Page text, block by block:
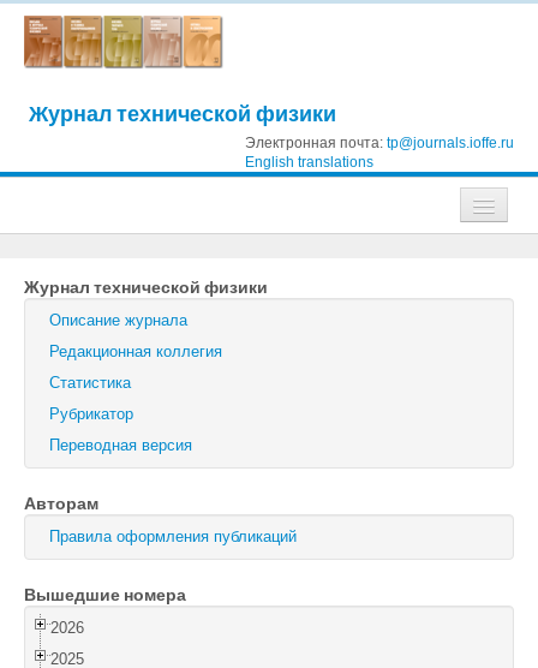
Журнал технической физики
Электронная почта: tp@journals.ioffe.ru
English translations
Журнал технической физики
Письма в Журнал технической физики
Физика твердого тела
Поиск
Журнал технической физики
Описание журнала
Редакционная коллегия
Статистика
Рубрикатор
Переводная версия
Авторам
Правила оформления публикаций
Вышедшие номера
2026
2025